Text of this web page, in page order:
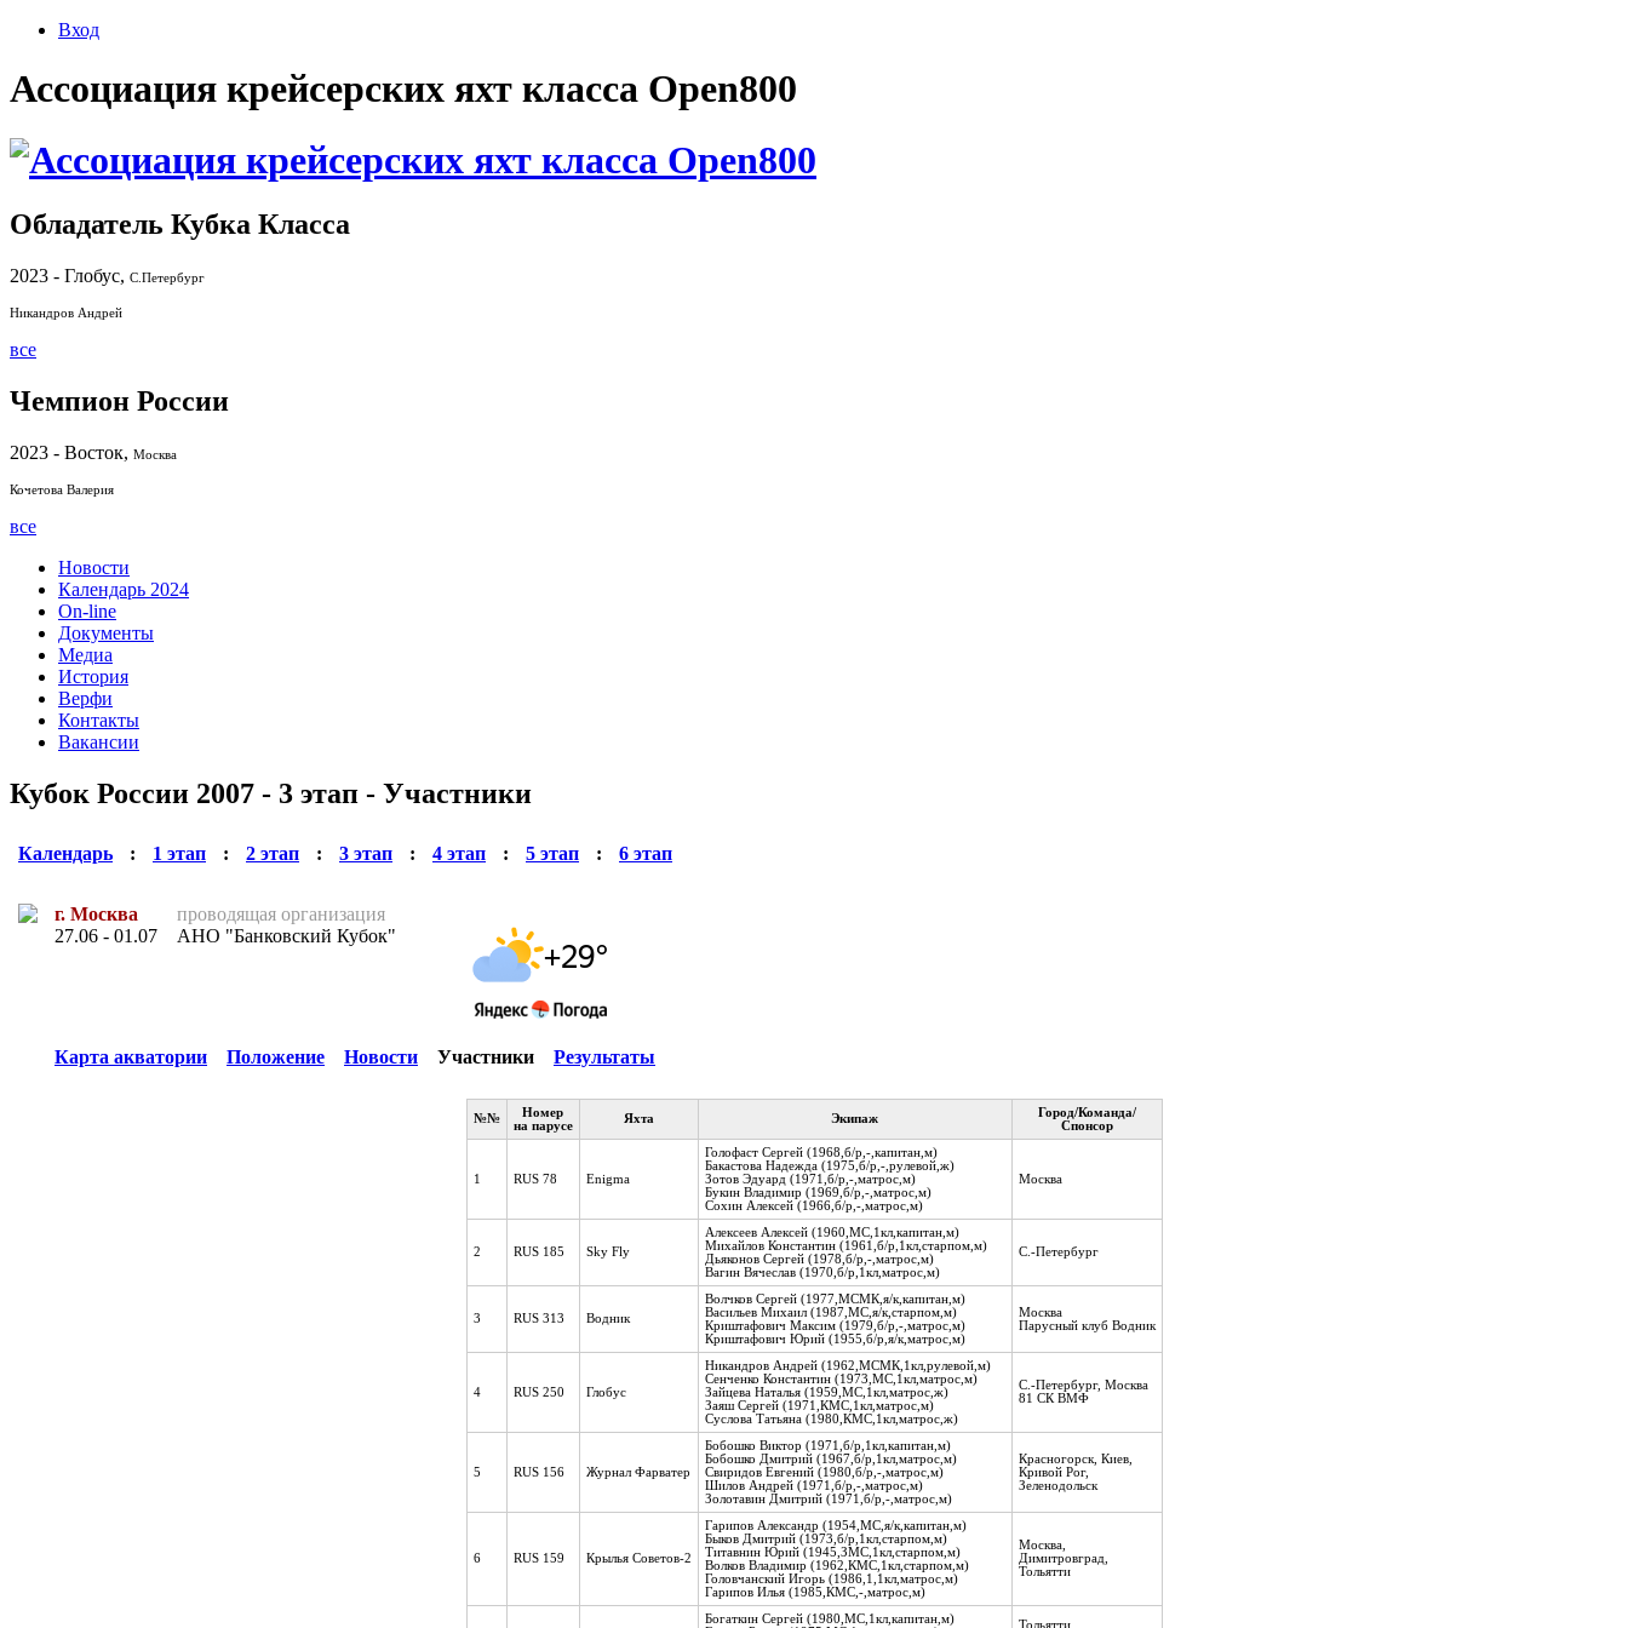
Вход
Ассоциация крейсерских яхт класса Open800
Обладатель Кубка Класса
2023 - Глобус, С.Петербург
Никандров Андрей
все
Чемпион России
2023 - Восток, Москва
Кочетова Валерия
все
Новости
Календарь 2024
On-line
Документы
Медиа
История
Верфи
Контакты
Вакансии
Кубок России 2007 - 3 этап - Участники
Календарь : 1 этап : 2 этап : 3 этап : 4 этап : 5 этап : 6 этап
г. Москва
27.06 - 01.07
проводящая организация
АНО "Банковский Кубок"
Карта акватории Положение Новости Участники Результаты
№№
Номер
на парусе
Яхта Экипаж
Город/Команда/
Спонсор
1 RUS 78 Enigma
Голофаст Сергей (1968,б/р,-,капитан,м)
Бакастова Надежда (1975,б/р,-,рулевой,ж)
Зотов Эдуард (1971,б/р,-,матрос,м)
Букин Владимир (1969,б/р,-,матрос,м)
Сохин Алексей (1966,б/р,-,матрос,м)
Москва
2 RUS 185 Sky Fly
Алексеев Алексей (1960,МС,1кл,капитан,м)
Михайлов Константин (1961,б/р,1кл,старпом,м)
Дьяконов Сергей (1978,б/р,-,матрос,м)
Вагин Вячеслав (1970,б/р,1кл,матрос,м)
С.-Петербург
3 RUS 313 Водник
Волчков Сергей (1977,МСМК,я/к,капитан,м)
Васильев Михаил (1987,МС,я/к,старпом,м)
Криштафович Максим (1979,б/р,-,матрос,м)
Криштафович Юрий (1955,б/р,я/к,матрос,м)
Москва
Парусный клуб Водник
4 RUS 250 Глобус
Никандров Андрей (1962,МСМК,1кл,рулевой,м)
Сенченко Константин (1973,МС,1кл,матрос,м)
Зайцева Наталья (1959,МС,1кл,матрос,ж)
Заяш Сергей (1971,КМС,1кл,матрос,м)
Суслова Татьяна (1980,КМС,1кл,матрос,ж)
С.-Петербург, Москва
81 СК ВМФ
5 RUS 156 Журнал Фарватер
Бобошко Виктор (1971,б/р,1кл,капитан,м)
Бобошко Дмитрий (1967,б/р,1кл,матрос,м)
Свиридов Евгений (1980,б/р,-,матрос,м)
Шилов Андрей (1971,б/р,-,матрос,м)
Золотавин Дмитрий (1971,б/р,-,матрос,м)
Красногорск, Киев,
Кривой Рог,
Зеленодольск
6 RUS 159 Крылья Советов-2
Гарипов Александр (1954,МС,я/к,капитан,м)
Быков Дмитрий (1973,б/р,1кл,старпом,м)
Титавнин Юрий (1945,ЗМС,1кл,старпом,м)
Волков Владимир (1962,КМС,1кл,старпом,м)
Головчанский Игорь (1986,1,1кл,матрос,м)
Гарипов Илья (1985,КМС,-,матрос,м)
Москва,
Димитровград,
Тольятти
Богаткин Сергей (1980,МС,1кл,капитан,м)
Тольятти